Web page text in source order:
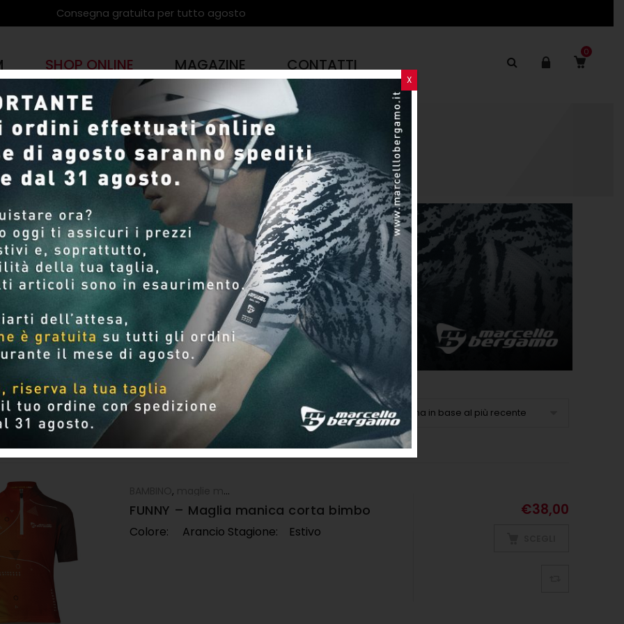
Consegna gratuita per tutto agosto
SHOP ONLINE MAGAZINE CONTATTI
0
PRODOTTI
SHOP ONLINE Pagina 6
Per pagina Ordina in base al più recente
BAMBINO,
FUNNY – Maglia manica corta bimbo
Colore: Arancio Stagione: Estivo
€38,00
X